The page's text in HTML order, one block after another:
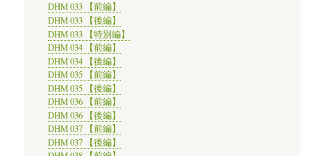
DHM 033 【前編】
DHM 033 【後編】
DHM 033 【特別編】
DHM 034 【前編】
DHM 034 【後編】
DHM 035 【前編】
DHM 035 【後編】
DHM 036 【前編】
DHM 036 【後編】
DHM 037 【前編】
DHM 037 【後編】